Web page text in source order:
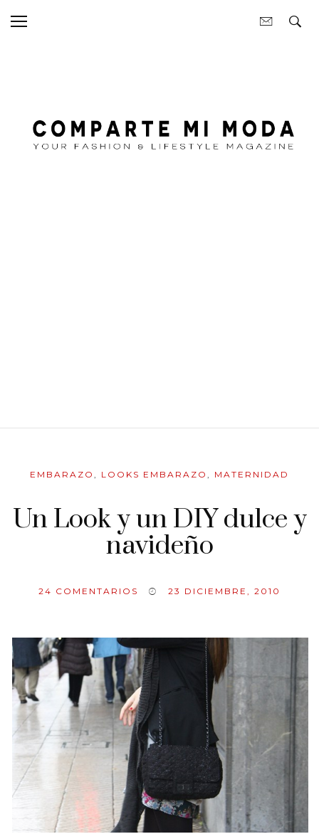
EMBARAZO , LOOKS EMBARAZO , MATERNIDAD
Un Look y un DIY dulce y
navideño
24 COMENTARIOS 23 DICIEMBRE, 2010